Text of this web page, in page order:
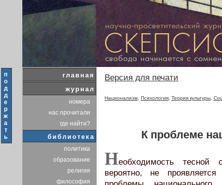
п
о
д
д
е
р
ж
а
т
ь
главная
журнал
номера
нас прочитали
где найти?
библиотека
политика
образование
религия
философия
Версия для печати
Национализм Психология Теория культуры
К проблеме
Необходимость тесной
вероятно, не